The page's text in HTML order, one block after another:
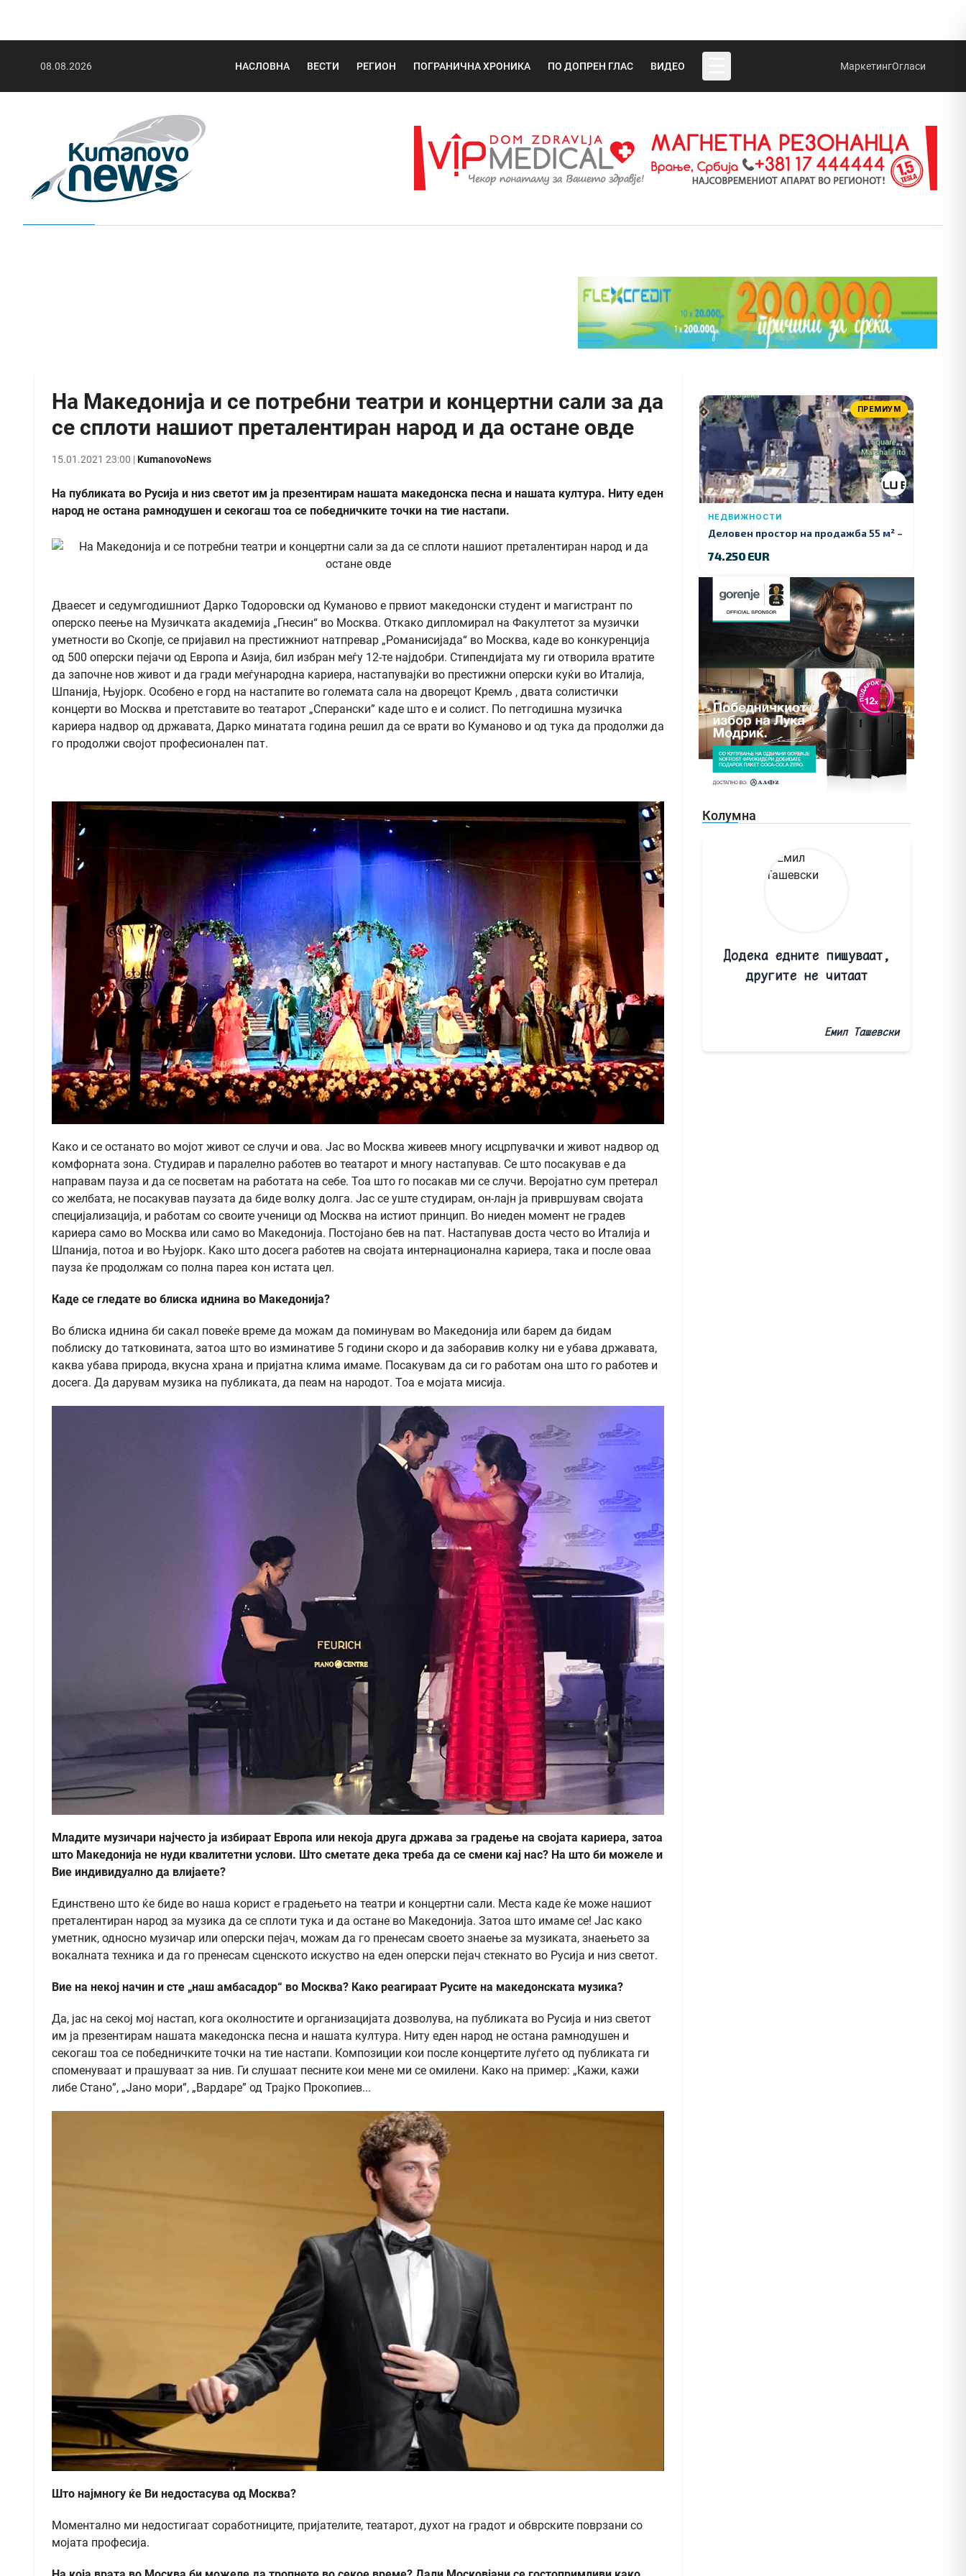
08.08.2026 НАСЛОВНА ВЕСТИ РЕГИОН ПОГРАНИЧНА ХРОНИКА ПО ДОПРЕН ГЛАС ВИДЕО МаркетингОгласи
На Македонија и се потребни театри и концертни сали за да
се сплоти нашиот преталентиран народ и да остане овде
15.01.2021 23:00 |KumanovoNews
На публиката во Русија и низ светот им ја презентирам нашата македонска песна и нашата култура. Ниту еден
народ не остана рамнодушен и секогаш тоа се победничките точки на тие настапи.
Дваесет и седумгодишниот Дарко Тодоровски од Куманово е првиот македонски студент и магистрант по
оперско пеење на Музичката академија „Гнесин“ во Москва. Откако дипломирал на Факултетот за музички
уметности во Скопје, се пријавил на престижниот натпревар „Романисијада“ во Москва, каде во конкуренција
од 500 оперски пејачи од Европа и Азија, бил избран меѓу 12-те најдобри. Стипендијата му ги отворила вратите
да започне нов живот и да гради меѓународна кариера, настапувајќи во престижни оперски куќи во Италија,
Шпанија, Њујорк. Особено е горд на настапите во големата сала на дворецот Кремљ , двата солистички
концерти во Москва и претставите во театарот „Сперански” каде што е и солист. По петгодишна музичка
кариера надвор од државата, Дарко минатата година решил да се врати во Куманово и од тука да продолжи да
го продолжи својот професионален пат.
Како и сe останато во мојот живот се случи и ова. Јас во Москва живеев многу исцрпувачки и живот надвор од
комфорната зона. Студирав и паралелно работев во театарот и многу настапував. Сe што посакував е да
направам пауза и да се посветам на работата на себе. Тоа што го посакав ми се случи. Веројатно сум претерал
со желбата, не посакував паузата да биде волку долга. Јас сe уште студирам, он-лајн ја привршувам својата
специјализација, и работам со своите ученици од Москва на истиот принцип. Во ниеден момент не градев
кариера само во Москва или само во Македонија. Постојано бев на пат. Настапував доста често во Италија и
Шпанија, потоа и во Њујорк. Како што досега работев на својата интернационална кариера, така и после оваа
пауза ќе продолжам со полна пареа кон истата цел.
Каде се гледате во блиска иднина во Македонија?
Во блиска иднина би сакал повеќе време да можам да поминувам во Македонија или барем да бидам
поблиску до татковината, затоа што во изминативе 5 години скоро и да заборавив колку ни е убава државата,
каква убава природа, вкусна храна и пријатна клима имаме. Посакувам да си го работам она што го работев и
досега. Да дарувам музика на публиката, да пеам на народот. Тоа е мојата мисија.
Младите музичари најчесто ја избираат Европа или некоја друга држава за градење на својата кариера, затоа
што Македонија не нуди квалитетни услови. Што сметате дека треба да се смени кај нас? На што би можеле и
Вие индивидуално да влијаете?
Единствено што ќе биде во наша корист е градењето на театри и концертни сали. Места каде ќе може нашиот
преталентиран народ за музика да се сплоти тука и да остане во Македонија. Затоа што имаме сe! Јас како
уметник, односно музичар или оперски пејач, можам да го пренесам своето знаење за музиката, знаењето за
вокалната техника и да го пренесам сценското искуство на еден оперски пејач стекнато во Русија и низ светот.
Вие на некој начин и сте „наш амбасадор“ во Москва? Како реагираат Русите на македонската музика?
Да, јас на секој мој настап, кога околностите и организацијата дозволува, на публиката во Русија и низ светот
им ја презентирам нашата македонска песна и нашата култура. Ниту еден народ не остана рамнодушен и
секогаш тоа се победничките точки на тие настапи. Композиции кои после концертите луѓето од публиката ги
споменуваат и прашуваат за нив. Ги слушаат песните кои мене ми се омилени. Како на пример: „Кажи, кажи
либе Стано”, „Јано мори”, „Вардаре” од Трајко Прокопиев...
Што најмногу ќе Ви недостасува од Москва?
Моментално ми недостигаат соработниците, пријателите, театарот, духот на градот и обврските поврзани со
мојата професија.
ПРЕМИУМ
НЕДВИЖНОСТИ
Деловен простор на продажба 55 м² –
74.250 EUR
Колумна
Додека едните пишуваат,
другите не читаат
Емил Ташевски